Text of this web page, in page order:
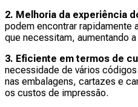
2. Melhoria da experiência
podem encontrar rapidamente
que necessitam, aumentando
3. Eficiente em termos de
necessidade de vários
nas embalagens, cartazes e
os custos de impressão.